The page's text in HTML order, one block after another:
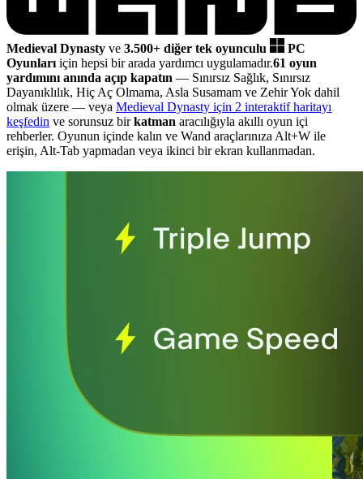
Medieval Dynasty ve 3.500+ diğer tek oyunculu
PC
Oyunları için hepsi bir arada yardımcı uygulamadır.61 oyun
yardımını anında açıp kapatın — Sınırsız Sağlık, Sınırsız
Dayanıklılık, Hiç Aç Olmama, Asla Susamam ve Zehir Yok dahil
olmak üzere — veya Medieval Dynasty için 2 interaktif haritayı
keşfedin ve sorunsuz birkatman aracılığıyla akıllı oyun içi
rehberler. Oyunun içinde kalın ve Wand araçlarınıza Alt+W ile
erişin, Alt-Tab yapmadan veya ikinci bir ekran kullanmadan.